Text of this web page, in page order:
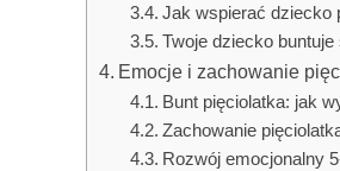
Jak wspierać dziecko
Twoje dziecko
Emocje i zachowanie
Bunt pięciolatka: jak
Zachowanie
Rozwój emocjonalny